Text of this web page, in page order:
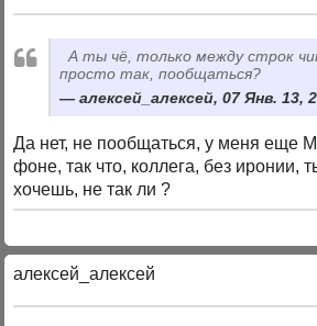
А ты чё, только между строк
просто так, пообщаться?
алексей_алексей, 07 Янв. 13,
Да нет, не пообщаться, у меня еще
фоне, так что, коллега, без иронии,
хочешь, не так ли ?
алексей_алексей